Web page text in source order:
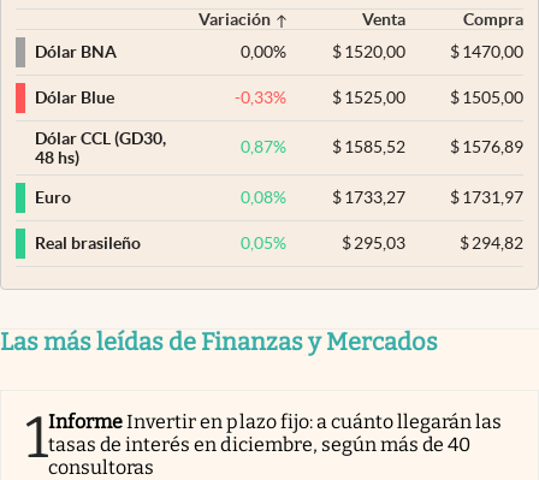
Variación Venta
Compra
Dólar BNA
0,00% $ 1520,00 $1470,00
Dólar Blue -0,33% $ 1525,00 $1505,00
Dólar CCL (GD30,
48 hs)
0,87% $ 1585,52 $1576,89
Euro 0,08% $ 1733,27 $1731,97
Real brasileño 0,05% $ 295,03 $294,82
Las más leídas de Finanzas y Mercados
1InformeInvertir en plazo fijo: a cuánto llegarán las
tasas de interés en diciembre, según más de 40
consultoras